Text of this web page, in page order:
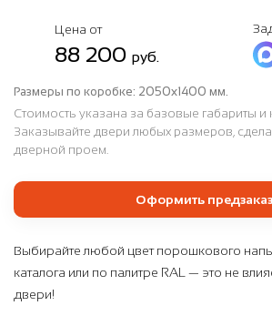
Цена от
88 200руб.
Размеры по коробке: 2050х1400 мм.
Стоимость указана за базовые габариты и
Заказывайте двери любых размеров,
дверной проем.
Оформить предзаказ
Выбирайте любой цвет порошкового
каталога или по палитре RAL — это не
двери!